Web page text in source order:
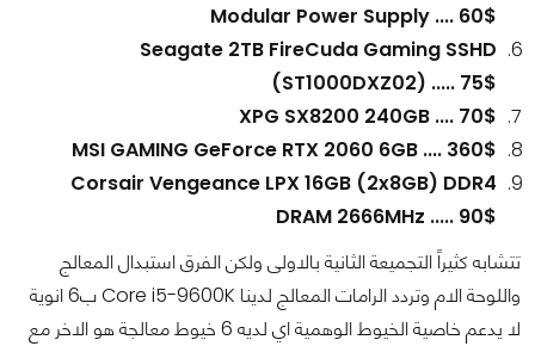
Modular Power Supply .... 60$
Seagate 2TB FireCuda Gaming SSHD
(ST1000DXZ02) ..... 75$
XPG SX8200 240GB .... 70$
MSI GAMING GeForce RTX 2060 6GB .... 360$
Corsair Vengeance LPX 16GB (2x8GB) DDR4
DRAM 2666MHz ..... 90$
تتشابه كثيراً التجميعة الثانية بالاولى ولكن الفرق استبدال المعالج
واللوحة الام وتردد الرامات المعالج لدينا Core i5-9600K ب6 انوية
لا يدعم خاصية الخيوط الوهمية اي لديه 6 خيوط معالجة هو الاخر مع